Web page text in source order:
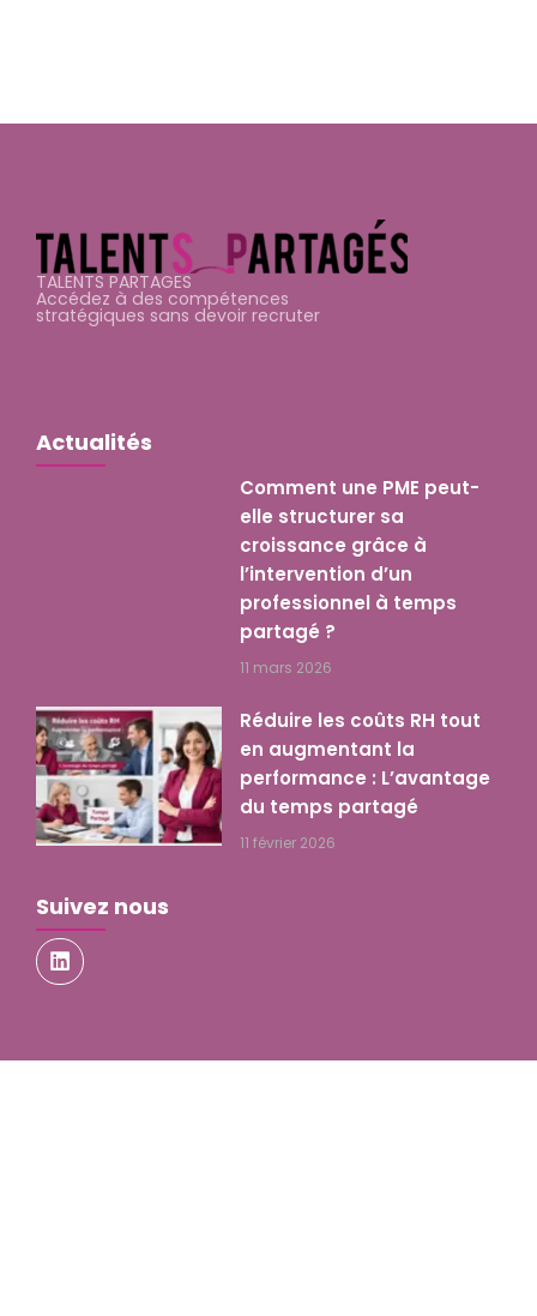
TALENTS PARTAGES
Accédez à des compétences
stratégiques sans devoir recruter
Actualités
Comment une PME peut-
elle structurer sa
croissance grâce à
l’intervention d’un
professionnel à temps
partagé ?
11 mars 2026
Réduire les coûts RH tout
en augmentant la
performance : L’avantage
du temps partagé
11 février 2026
Suivez nous